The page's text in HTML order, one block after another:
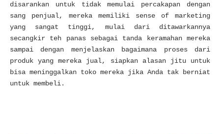
disarankan untuk tidak memulai percakapan dengan
sang penjual, mereka memiliki sense of marketing
yang sangat tinggi, mulai dari ditawarkannya
secangkir teh panas sebagai tanda keramahan mereka
sampai dengan menjelaskan bagaimana proses dari
produk yang mereka jual, siapkan alasan jitu untuk
bisa meninggalkan toko mereka jika Anda tak berniat
untuk membeli.